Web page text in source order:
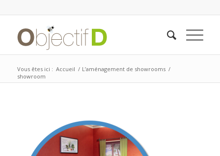
Vous êtes ici : Accueil / L’aménagement de showrooms /
showroom